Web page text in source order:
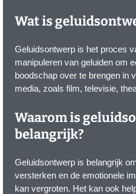
Wat is
Geluidsontwerp is het proces
manipuleren van geluiden om
boodschap over te brengen in
media, zoals film, televisie,
Waarom is
belangrijk?
Geluidsontwerp is belangrijk
versterken en de emotionele
kan vergroten. Het kan ook